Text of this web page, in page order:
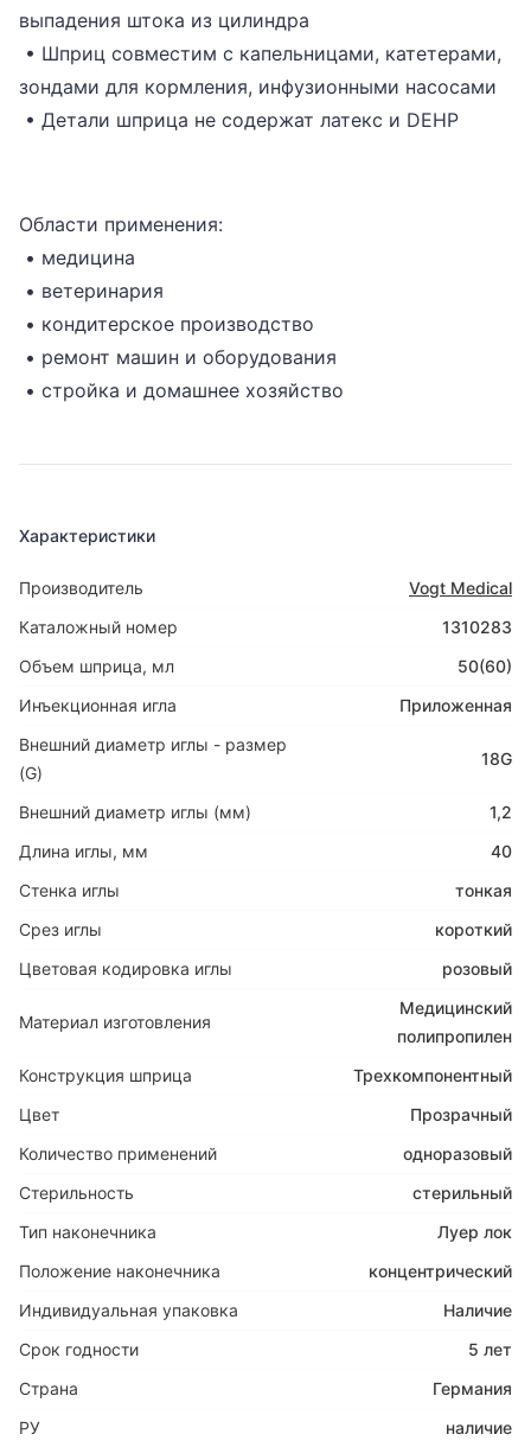
выпадения штока из цилиндра
• Шприц совместим с капельницами, катетерами,
зондами для кормления, инфузионными насосами
• Детали шприца не содержат латекс и DEHP
Области применения:
• медицина
• ветеринария
• кондитерское производство
• ремонт машин и оборудования
• стройка и домашнее хозяйство
Характеристики
Производитель
Vogt Medical
Каталожный номер
1310283
Объем шприца, мл
50(60)
Инъекционная игла
Приложенная
Внешний диаметр иглы - размер
(G)
18G
Внешний диаметр иглы (мм)
1,2
Длина иглы, мм
40
Стенка иглы
тонкая
Срез иглы
короткий
Цветовая кодировка иглы
розовый
Материал изготовления
Медицинский
полипропилен
Конструкция шприца
Трехкомпонентный
Цвет
Прозрачный
Количество применений
одноразовый
Стерильность
стерильный
Тип наконечника
Луер лок
Положение наконечника
концентрический
Индивидуальная упаковка
Наличие
Срок годности
5 лет
Страна
Германия
РУ
наличие